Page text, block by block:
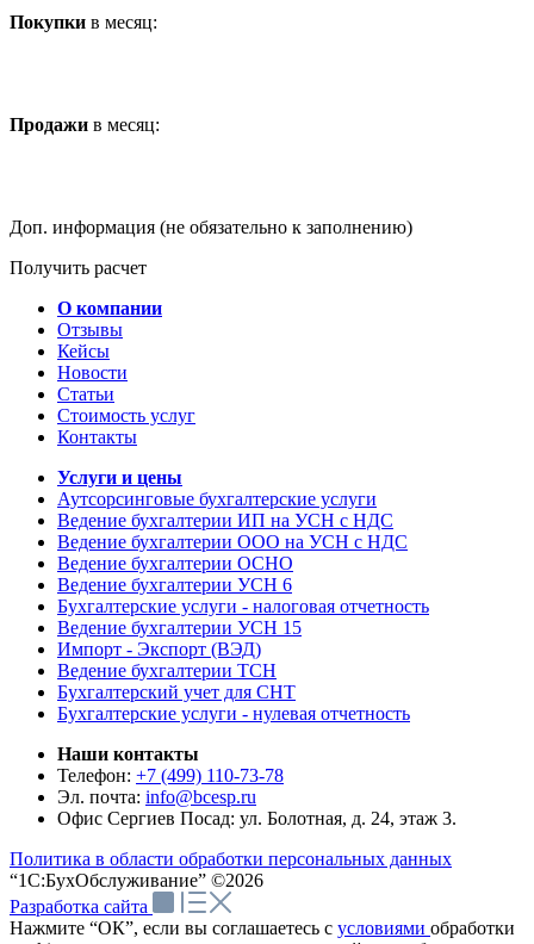
Покупки в месяц:
Продажи в месяц:
Доп. информация (не обязательно к заполнению)
Получить расчет
О компании
Отзывы
Кейсы
Новости
Статьи
Стоимость услуг
Контакты
Услуги и цены
Аутсорсинговые бухгалтерские услуги
Ведение бухгалтерии ИП на УСН с НДС
Ведение бухгалтерии ООО на УСН с НДС
Ведение бухгалтерии ОСНО
Ведение бухгалтерии УСН 6
Бухгалтерские услуги - налоговая отчетность
Ведение бухгалтерии УСН 15
Импорт - Экспорт (ВЭД)
Ведение бухгалтерии ТСН
Бухгалтерский учет для СНТ
Бухгалтерские услуги - нулевая отчетность
Наши контакты
Телефон: +7 (499) 110-73-78
Эл. почта: info@bcesp.ru
Офис Сергиев Посад: ул. Болотная, д. 24, этаж 3.
Политика в области обработки персональных данных
“1С:БухОбслуживание” ©2026
Разработка сайта
Нажмите “ОК”, если вы соглашаетесь с условиями обработки